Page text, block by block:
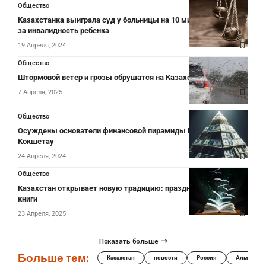
Общество
Казахстанка выиграла суд у больницы на 10 миллионов тенге
за инвалидность ребенка
19 Апреля, 2024
Общество
Штормовой ветер и грозы обрушатся на Казахстан 4 апреля
7 Апреля, 2025
Общество
Осуждены основатели финансовой пирамиды Eolus в
Кокшетау
24 Апреля, 2024
Общество
Казахстан открывает новую традицию: празднование Дня
книги
23 Апреля, 2025
Показать больше
Больше тем: Казахстан новости Россия Алматы